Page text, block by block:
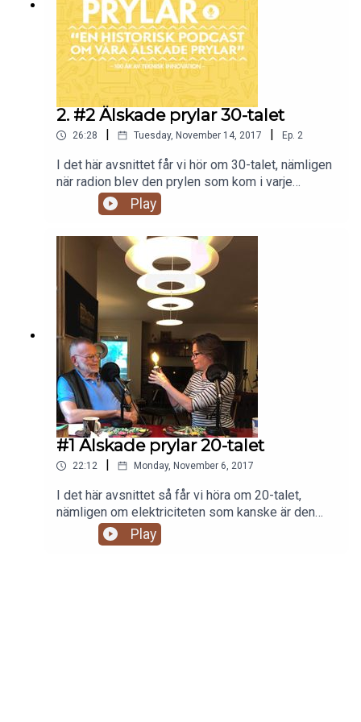
2. #2 Älskade prylar 30-talet
26:28 Tuesday, November 14, 2017 Ep. 2
I det här avsnittet får vi hör om 30-talet, nämligen
när radion blev den prylen som kom i varje
människa hem och tog hela världen med storm. Vi
får höra professorn och läkaren Thöres Theorell
som har tittat på hur ljud, och kanske särskilt ljud
som berör, påverkar oss och radioveteranen Ylva
Mårtens som har skrivit en bok om radion som
sällskap.
Play
#1 Älskade prylar 20-talet
22:12 Monday, November 6, 2017
I det här avsnittet så får vi höra om 20-talet,
nämligen om elektriciteten som kanske är den
pryl som bäst kom att symbolisera decenniet. Vi
får höra Sigbritt Persson berätta om när elen kom
Play